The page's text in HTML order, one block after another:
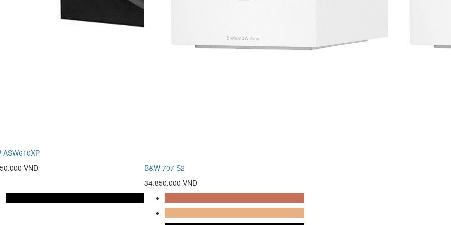
ASW610XP
VNĐ
B&W 707 S2
34.850.000 VNĐ